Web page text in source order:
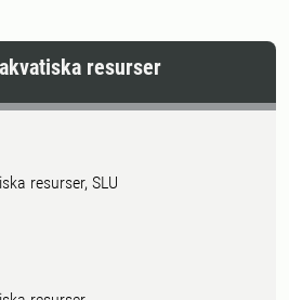
resurser
resurser, SLU